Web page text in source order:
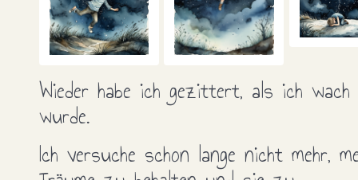
Wieder habe ich gezittert, als ich wach
wurde.
Ich versuche schon lange nicht mehr,